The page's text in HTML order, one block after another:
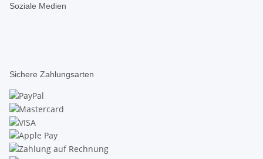
Soziale Medien
Sichere Zahlungsarten